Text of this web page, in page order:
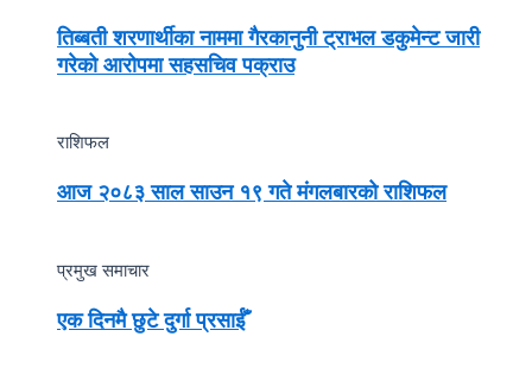
तिब्बती शरणार्थीका नाममा गैरकानुनी ट्राभल डकुमेन्ट जारी
गरेको आरोपमा सहसचिव पक्राउ
राशिफल
आज २०८३ साल साउन १९ गते मंगलबारको राशिफल
प्रमुख समाचार
एक दिनमै छुटे दुर्गा प्रसाईँ